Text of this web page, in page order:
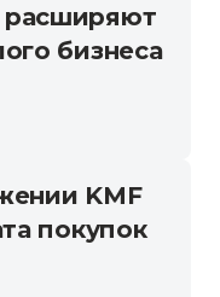
расширяют
бизнеса
KMF
покупок